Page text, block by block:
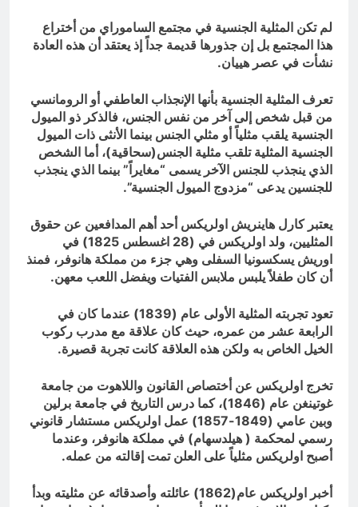
لم تكن المثلية الجنسية في مجتمع الساموراي من أختراع
هذا المجتمع بل إن جذورها قديمة جداً إذ يعتقد أن هذه العادة
نشأت في عصر هييان.
تعرف المثلية الجنسية بأنها الإنجذاب العاطفي أو الرومانسي
من قبل شخص إلى آخر من نفس الجنس، فالذكر ذو الميول
الجنسية يلقب مثلياً أو مثلي الجنس بينما الأنثى ذات الميول
الجنسية المثلية تلقب مثلية الجنس(سحاقية)، أما الشخص
الذي ينجذب للجنس الآخر يسمى “مغايراً” بينما الذي ينجذب
للجنسين يدعى “مزدوج الميول الجنسية”.
يعتبر كارل هاينريش اولريكس أحد أهم المدافعين عن حقوق
المثليين، ولد اولريكس في (28 اغسطس 1825) في
اوريش يسكسونيا السفلى وهي جزء من مملكة هانوفر، فمنذ
أن كان طفلاً يلبس ملابس الفتيات ويفضل اللعب معهن.
تعود تجربته المثلية الأولى عام (1839) عندما كان في
الرابعة عشر من عمره، حيث كان علاقة مع مدرب ركوب
الخيل الخاص به ولكن هذه العلاقة كانت تجربة قصيرة.
تخرج اولريكس عن أختصاص القانون واللاهوت من جامعة
غوتينغن عام (1846)، كما درس التاريخ في جامعة برلين
وبين عامي (1849-1857) عمل اولريكس مستشار قانوني
رسمي لمحكمة ( هيلدسهام) في مملكة هانوفر، وعندما
أصبح اولريكس مثلياً على العلن تمت إقالته من عمله.
أخبر اولريكس عام(1862) عائلته وأصدقائه عن مثليته وبدأ